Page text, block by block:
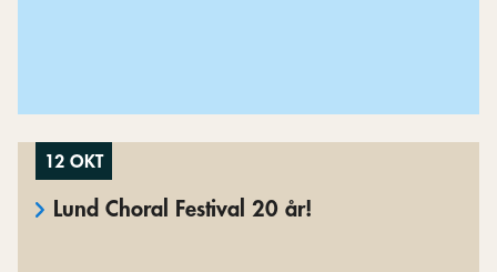
12 OKT
Lund Choral Festival 20 år!